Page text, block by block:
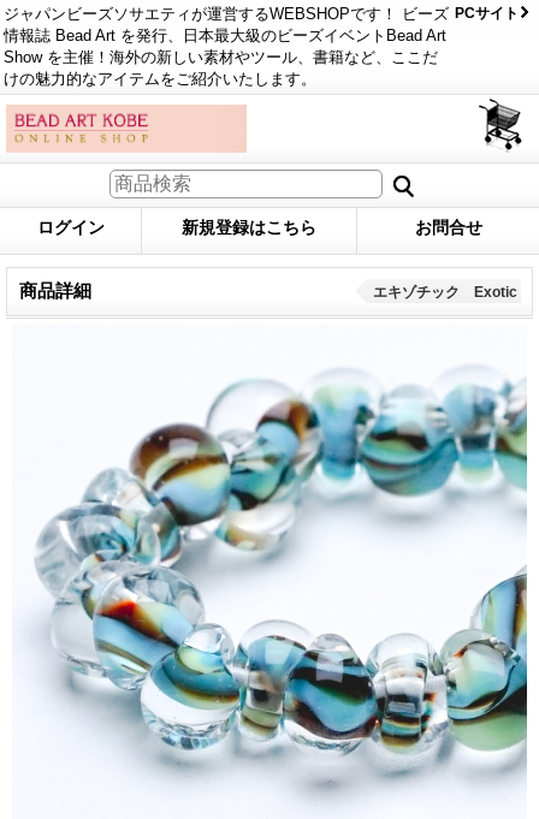
ジャパンビーズソサエティが運営するWEBSHOPです！ ビーズ
情報誌 Bead Art を発行、日本最大級のビーズイベントBead Art
Show を主催！海外の新しい素材やツール、書籍など、ここだ
けの魅力的なアイテムをご紹介いたします。
PCサイト
ログイン 新規登録はこちら お問合せ
商品詳細 エキゾチック Exotic